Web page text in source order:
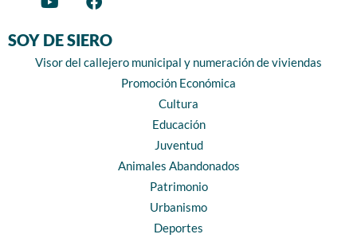
SOY DE SIERO
Visor del callejero municipal y numeración de viviendas
Promoción Económica
Cultura
Educación
Juventud
Animales Abandonados
Patrimonio
Urbanismo
Deportes